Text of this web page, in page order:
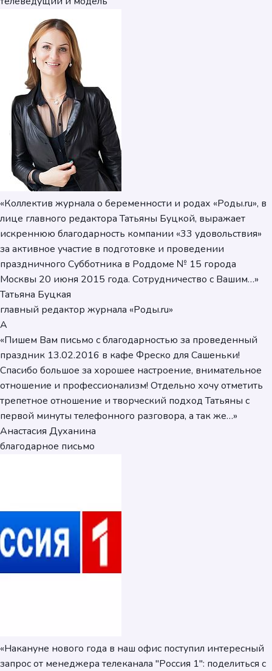
«Коллектив журнала о беременности и родах «Роды.ru», в
лице главного редактора Татьяны Буцкой, выражает
искреннюю благодарность компании «33 удовольствия»
за активное участие в подготовке и проведении
праздничного Субботника в Роддоме № 15 города
Москвы 20 июня 2015 года. Сотрудничество с Вашим…»
Татьяна Буцкая
главный редактор журнала «Роды.ru»
А
«Пишем Вам письмо с благодарностью за проведенный
праздник 13.02.2016 в кафе Фреско для Сашеньки!
Спасибо большое за хорошее настроение, внимательное
отношение и профессионализм! Отдельно хочу отметить
трепетное отношение и творческий подход Татьяны с
первой минуты телефонного разговора, а так же…»
Анастасия Духанина
благодарное письмо
«Накануне нового года в наш офис поступил интересный
запрос от менеджера телеканала "Россия 1": поделиться с